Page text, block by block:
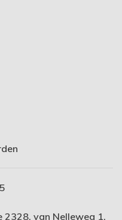
2328, van Nelleweg 1,